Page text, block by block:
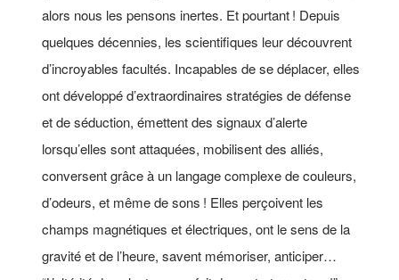
alors nous les pensons inertes. Et pourtant ! Depuis
quelques décennies, les scientifiques leur découvrent
d’incroyables facultés. Incapables de se déplacer, elles
ont développé d’extraordinaires stratégies de défense
et de séduction, émettent des signaux d’alerte
lorsqu’elles sont attaquées, mobilisent des alliés,
conversent grâce à un langage complexe de couleurs,
d’odeurs, et même de sons ! Elles perçoivent les
champs magnétiques et électriques, ont le sens de la
gravité et de l’heure, savent mémoriser, anticiper…